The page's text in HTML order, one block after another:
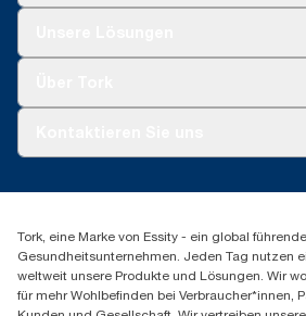
Spenderreklamation
+43 (0) 8 10-22 00 84
Essity Austria Vertriebs GmbH
Am Europlatz 2
1120 Wien
Mo-Do 8:00-16:30 | Fr 8:00-15:00
Tork, eine Marke von Essity - ein global
Gesundheitsunternehmen. Jeden Tag nutzen
weltweit unsere Produkte und Lösungen. Wir
für mehr Wohlbefinden bei Verbraucher*innen,